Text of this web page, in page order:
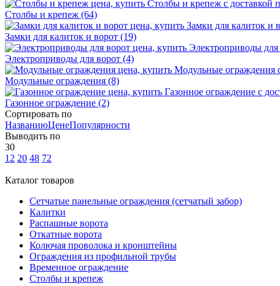
Столбы и крепеж (64)
Замки для калиток и ворот (19)
Электроприводы для ворот (4)
Модульные ограждения (8)
Газонное ограждение (2)
Сортировать по
НазваниюЦенеПопулярности
Выводить по
30
12 20 48 72
Каталог товаров
Сетчатые панельные ограждения (сетчатый забор)
Калитки
Распашные ворота
Откатные ворота
Колючая проволока и кронштейны
Ограждения из профильной трубы
Временное ограждение
Столбы и крепеж